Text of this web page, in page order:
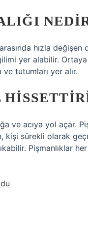
hızla
yer alabilir.
ve tutumları yer alır.
ve acıya yol açar.
kişi sürekli olarak
Pişmanlıklar